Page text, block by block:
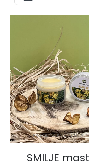
PRIRODNA KOZMETIKA
SMILJE mast